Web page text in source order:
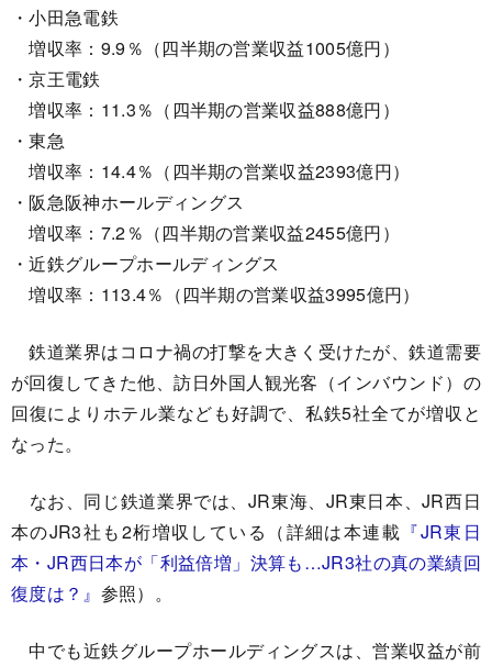
・小田急電鉄
増収率：9.9％（四半期の営業収益1005億円）
・京王電鉄
増収率：11.3％（四半期の営業収益888億円）
・東急
増収率：14.4％（四半期の営業収益2393億円）
・阪急阪神ホールディングス
増収率：7.2％（四半期の営業収益2455億円）
・近鉄グループホールディングス
増収率：113.4％（四半期の営業収益3995億円）
鉄道業界はコロナ禍の打撃を大きく受けたが、鉄道需要
が回復してきた他、訪日外国人観光客（インバウンド）の
回復によりホテル業なども好調で、私鉄5社全てが増収と
なった。
なお、同じ鉄道業界では、JR東海、JR東日本、JR西日
本のJR3社も2桁増収している（詳細は本連載 『JR東日
本・JR西日本が「利益倍増」決算も…JR3社の真の業績回
復度は？』 参照）。
中でも近鉄グループホールディングスは、営業収益が前